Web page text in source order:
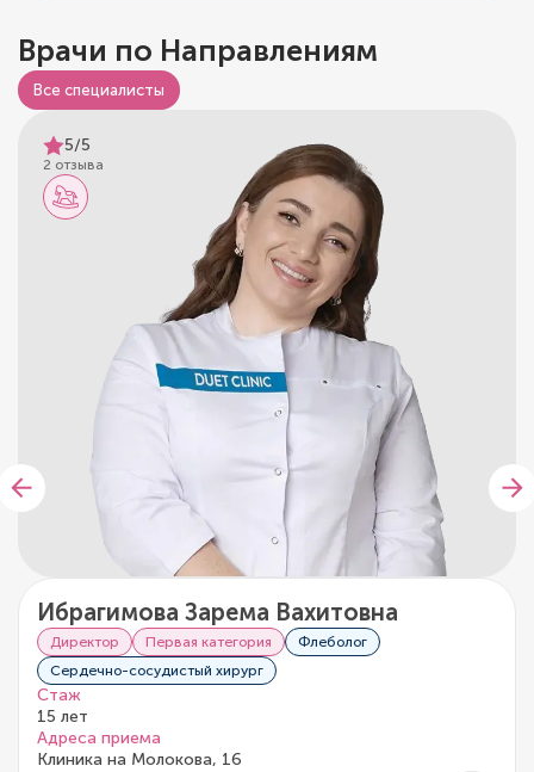
Врачи по Направлениям
Все специалисты
5/5
2 отзыва
Ибрагимова Зарема Вахитовна
Директор Первая категория
Флеболог
Сердечно-сосудистый хирург
Стаж
15 лет
Адреса приема
Клиника на Молокова, 16